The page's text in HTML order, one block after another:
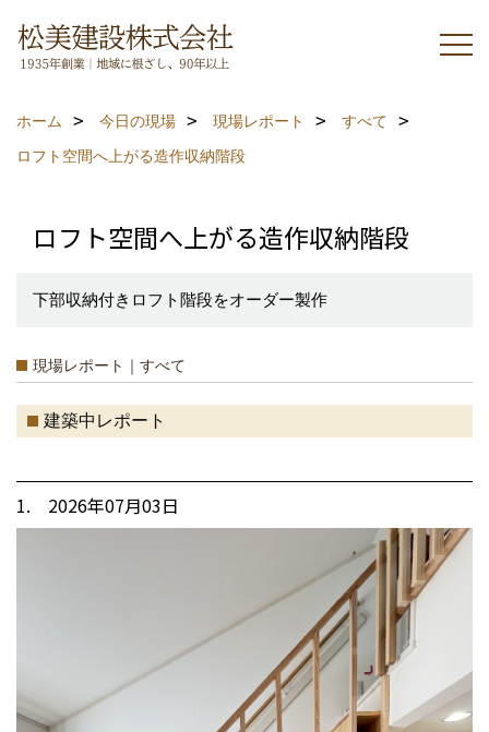
ホーム 今日の現場 現場レポート
すべて
ロフト空間へ上がる造作収納階段
ロフト空間へ上がる造作収納階段
下部収納付きロフト階段をオーダー製作
現場レポート｜すべて
建築中レポート
1. 2026年07月03日